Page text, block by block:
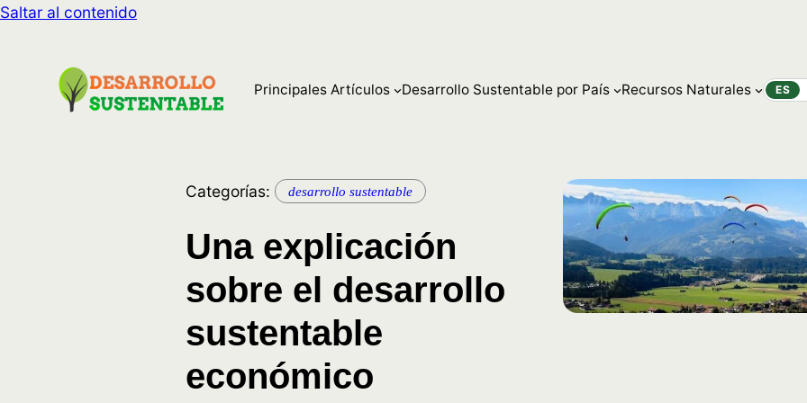
Saltar al contenido
Principales Artículos Desarrollo Sustentable por País Recursos Naturales ES
Categorías: desarrollo sustentable
Una explicación
sobre el desarrollo
sustentable
económico